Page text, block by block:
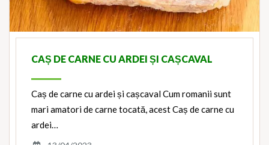
CAȘ DE CARNE CU ARDEI ȘI CAȘCAVAL
Caș de carne cu ardei și cașcaval Cum romanii sunt
mari amatori de carne tocată, acest Caș de carne cu
ardei…